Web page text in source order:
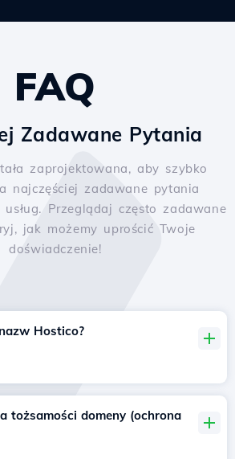
FAQ
Zadawane Pytania
zaprojektowana, aby szybko
najczęściej zadawane pytania
usług. Przeglądaj często zadawane
jak możemy uprościć Twoje
doświadczenie!
Hostico?
tożsamości domeny (ochrona